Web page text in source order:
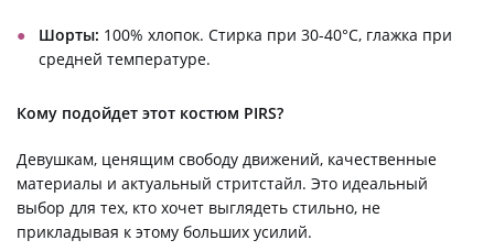
Шорты: 100% хлопок. Стирка при 30-40°C, глажка при
средней температуре.
Кому подойдет этот костюм PIRS?
Девушкам, ценящим свободу движений, качественные
материалы и актуальный стритстайл. Это идеальный
выбор для тех, кто хочет выглядеть стильно, не
прикладывая к этому больших усилий.